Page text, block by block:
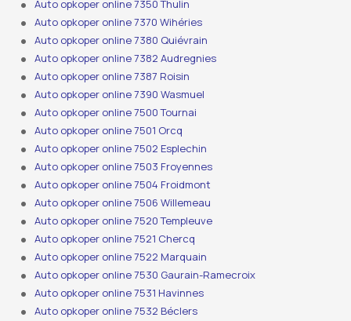
Auto opkoper online 7350 Thulin
Auto opkoper online 7370 Wihéries
Auto opkoper online 7380 Quiévrain
Auto opkoper online 7382 Audregnies
Auto opkoper online 7387 Roisin
Auto opkoper online 7390 Wasmuel
Auto opkoper online 7500 Tournai
Auto opkoper online 7501 Orcq
Auto opkoper online 7502 Esplechin
Auto opkoper online 7503 Froyennes
Auto opkoper online 7504 Froidmont
Auto opkoper online 7506 Willemeau
Auto opkoper online 7520 Templeuve
Auto opkoper online 7521 Chercq
Auto opkoper online 7522 Marquain
Auto opkoper online 7530 Gaurain-Ramecroix
Auto opkoper online 7531 Havinnes
Auto opkoper online 7532 Béclers